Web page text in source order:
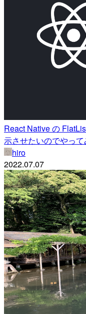
React Native の
示させたいのでやって
hiro
2022.07.07